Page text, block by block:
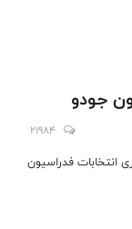
جودو
21984
اسفندماه سال جاری انتخابات فدراسیون